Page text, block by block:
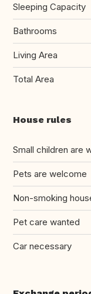
Sleeping Capacity
Bathrooms
Living Area
Total Area
House rules
Small children are
Pets are welcome
Non-smoking
Pet care wanted
Car necessary